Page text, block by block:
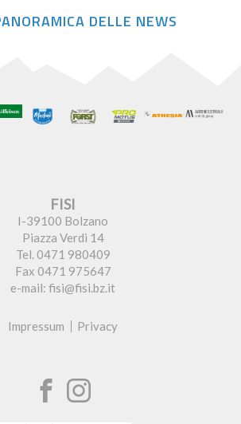
DELLE NEWS
FISI
I-39100 Bolzano
Piazza Verdi 14
Tel. 0471 980409
Fax 0471 975647
e-mail: fisi@fisi.bz.it
Impressum Privacy